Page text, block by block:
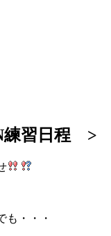
習日程 >
も・・・